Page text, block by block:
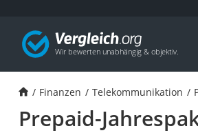
Finanzen Telekommunikation
Prepaid-